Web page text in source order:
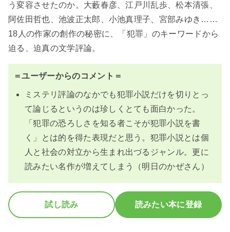
う変容させたのか。大藪春彦、江戸川乱歩、松本清張、
阿佐田哲也、池波正太郎、小池真理子、宮部みゆき……
18人の作家の創作の秘密に、「犯罪」のキーワードから
迫る、迫真の文学評論。
＝ユーザーからのコメント＝
ミステリ評論のなかでも犯罪小説だけを切りとっ
て論じるというのは珍しくとても面白かった。
「犯罪の恐ろしさを知る者こそが犯罪小説を書
く」とは的を得た表現だと思う。犯罪小説とは個
人と社会の対立から生まれ出づるジャンル。更に
読みたい名作が増えてしまう（明日のかぜさん）
試し読み 読みたい本に登録